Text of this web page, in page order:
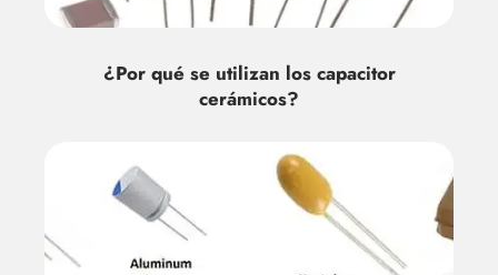
¿Por qué se utilizan los capacitor
cerámicos?